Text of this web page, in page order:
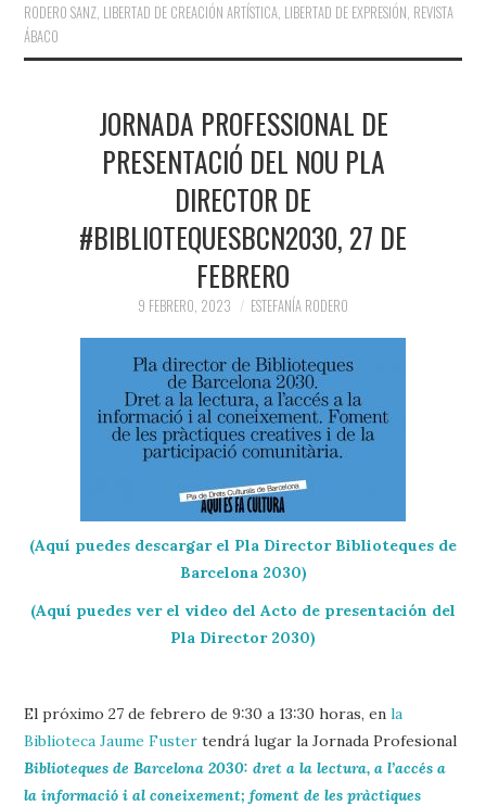
RODERO SANZ, LIBERTAD DE CREACIÓN ARTÍSTICA, LIBERTAD DE EXPRESIÓN, REVISTA
ÁBACO
JORNADA PROFESSIONAL DE
PRESENTACIÓ DEL NOU PLA
DIRECTOR DE
#BIBLIOTEQUESBCN2030, 27 DE
FEBRERO
9 FEBRERO, 2023 ESTEFANÍA RODERO
(Aquí puedes descargar el Pla Director Biblioteques de
Barcelona 2030)
(Aquí puedes ver el video del Acto de presentación del
Pla Director 2030)
El próximo 27 de febrero de 9:30 a 13:30 horas, enla
Biblioteca Jaume Fuster tendrá lugar la Jornada Profesional
Biblioteques de Barcelona 2030: dret a la lectura, a l’accés a
la informació i al coneixement; foment de les pràctiques